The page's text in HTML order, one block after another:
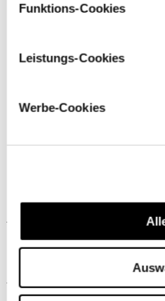
Funktions-Cookies
Leistungs-Cookies
Werbe-Cookies
Ähnliche Produkte
Wird oft